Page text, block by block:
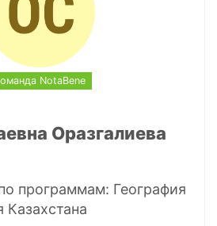
NotaBene
Оразгалиева
программам: География
Казахстана